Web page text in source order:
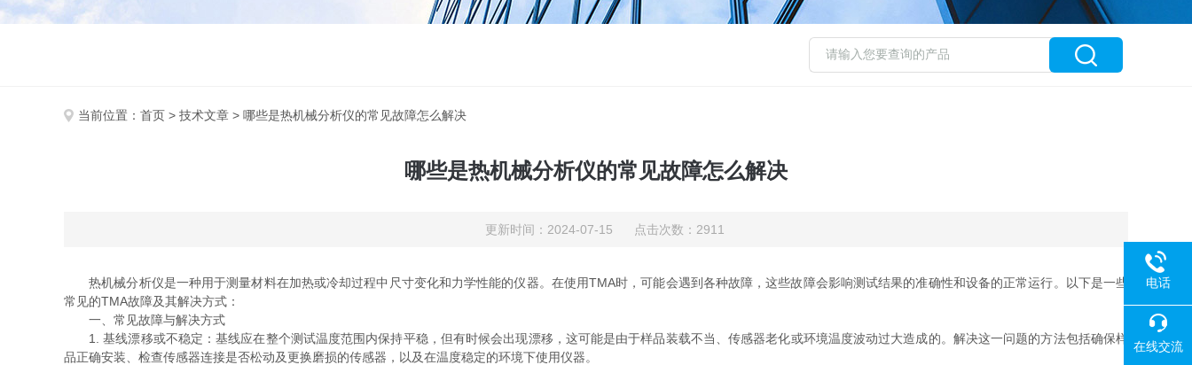
当前位置： 首页 > 技术文章 > 哪些是热机械分析仪的常见故障怎么解决
哪些是热机械分析仪的常见故障怎么解决
更新时间：2024-07-15 点击次数：2911
热机械分析仪是一种用于测量材料在加热或冷却过程中尺寸变化和力学性能的仪器。在使用TMA时，可能会遇到各种故障，这些故障会影响测试结果的准确性和设备的正常运行。以下是一些
常见的TMA故障及其解决方式：
一、常见故障与解决方式
1. 基线漂移或不稳定：基线应在整个测试温度范围内保持平稳，但有时候会出现漂移，这可能是由于样品装载不当、传感器老化或环境温度波动过大造成的。解决这一问题的方法包括确保样
品正确安装、检查传感器连接是否松动及更换磨损的传感器，以及在温度稳定的环境下使用仪器。
电话
在线交流